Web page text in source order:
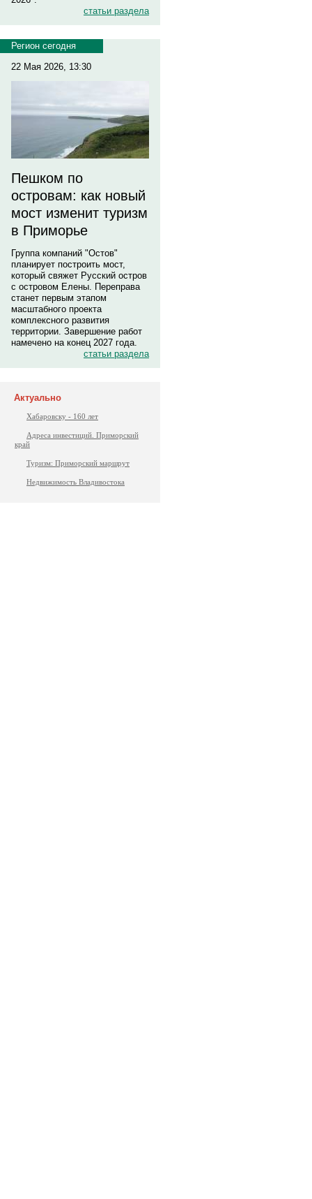
статьи раздела
Регион сегодня
22 Мая 2026, 13:30
Пешком по
островам: как новый
мост изменит туризм
в Приморье
Группа компаний "Остов"
планирует построить мост,
который свяжет Русский остров
с островом Елены. Переправа
станет первым этапом
масштабного проекта
комплексного развития
территории. Завершение работ
намечено на конец 2027 года.
статьи раздела
Актуально
Хабаровску - 160 лет
Адреса инвестиций. Приморский
край
Туризм: Приморский маршрут
Недвижимость Владивостока